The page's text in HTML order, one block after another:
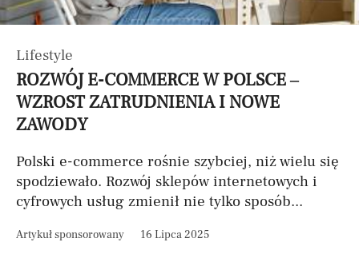
Lifestyle
ROZWÓJ E-COMMERCE W POLSCE –
WZROST ZATRUDNIENIA I NOWE
ZAWODY
Polski e-commerce rośnie szybciej, niż wielu się
spodziewało. Rozwój sklepów internetowych i
cyfrowych usług zmienił nie tylko sposób...
Artykuł sponsorowany 16 Lipca 2025